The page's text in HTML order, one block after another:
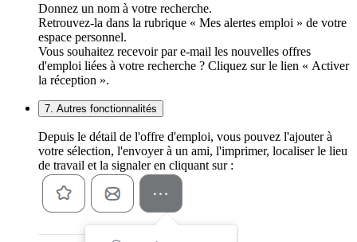
Donnez un nom à votre recherche.
Retrouvez-la dans la rubrique « Mes alertes emploi » de votre
espace personnel.
Vous souhaitez recevoir par e-mail les nouvelles offres
d'emploi liées à votre recherche ? Cliquez sur le lien « Activer
la réception ».
7. Autres fonctionnalités
Depuis le détail de l'offre d'emploi, vous pouvez l'ajouter à
votre sélection, l'envoyer à un ami, l'imprimer, localiser le lieu
de travail et la signaler en cliquant sur :